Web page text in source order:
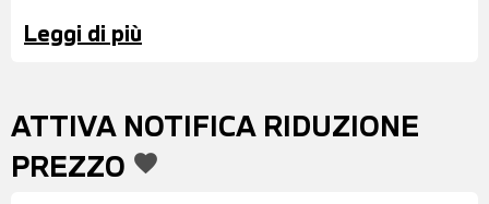
LEGA DA 19'' - BARRE PORTATUTTO SUL
RIPIEGABILI ELETTRICAMENTE E
ANTIABBAGLIAMENTO - SENSORI DI
Leggi di più
ATTIVA NOTIFICA RIDUZIONE
PREZZO favorite